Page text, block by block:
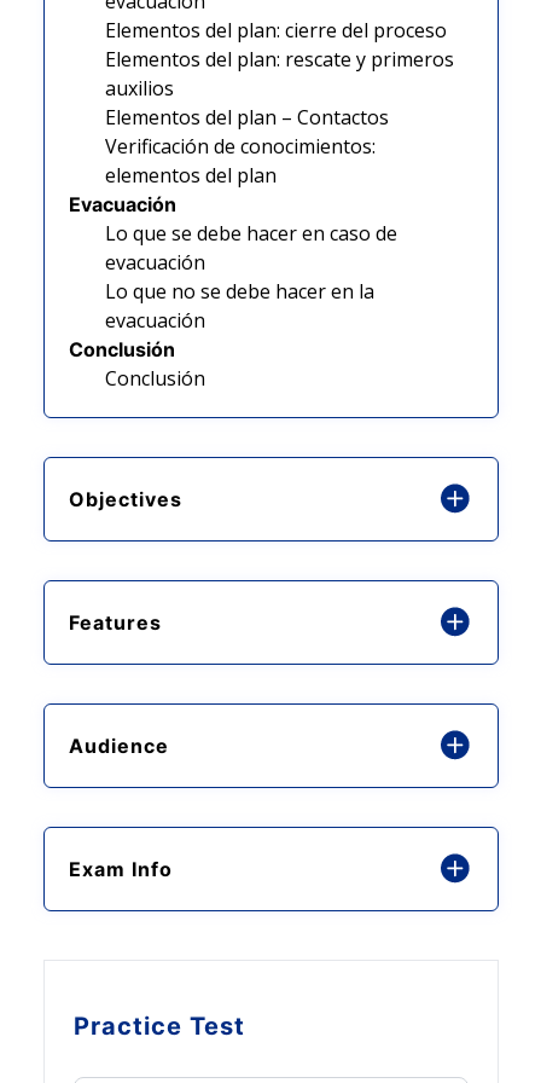
Elementos del plan: cierre del proceso
Elementos del plan: rescate y primeros
auxilios
Elementos del plan – Contactos
Verificación de conocimientos:
elementos del plan
Evacuación
Lo que se debe hacer en caso de
evacuación
Lo que no se debe hacer en la
evacuación
Conclusión
Conclusión
Objectives
Features
Audience
Exam Info
Practice Test